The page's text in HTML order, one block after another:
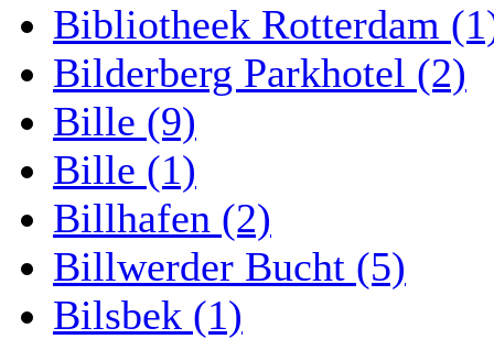
Bibliotheek Rotterdam
Bilderberg Parkhotel (2)
Bille (9)
Bille (1)
Billhafen (2)
Billwerder Bucht (5)
Bilsbek (1)